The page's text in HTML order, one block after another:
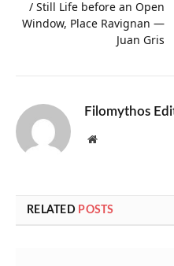
/ Still Life before an Open
Window, Place Ravignan —
Juan Gris
Filomythos
Website
RELATED POSTS